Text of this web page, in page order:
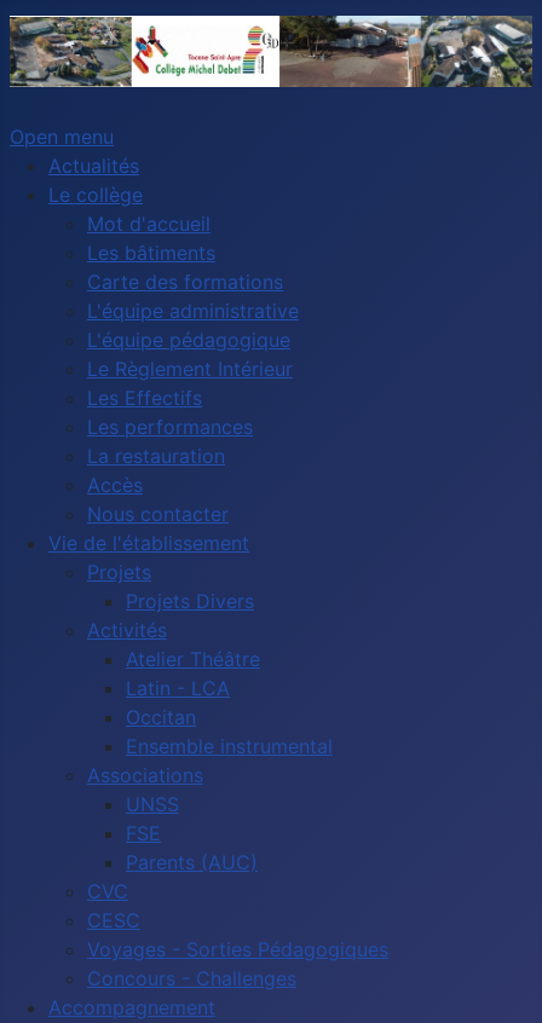
Open menu
Actualités
Le collège
Mot d'accueil
Les bâtiments
Carte des formations
L'équipe administrative
L'équipe pédagogique
Le Règlement Intérieur
Les Effectifs
Les performances
La restauration
Accès
Nous contacter
Vie de l'établissement
Projets
Projets Divers
Activités
Atelier Théâtre
Latin - LCA
Occitan
Ensemble instrumental
Associations
UNSS
FSE
Parents (AUC)
CVC
CESC
Voyages - Sorties Pédagogiques
Concours - Challenges
Accompagnement